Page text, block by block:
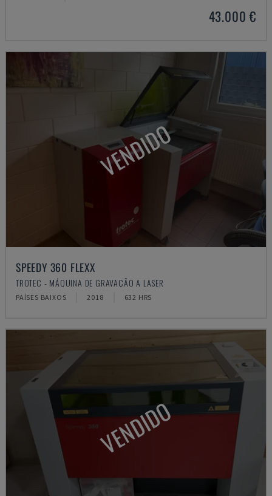
43.000 €
VENDIDO
SPEEDY 360 FLEXX
TROTEC - MÁQUINA DE GRAVAÇÃO A LASER
PAÍSES BAIXOS 2018 632 HRS
VENDIDO